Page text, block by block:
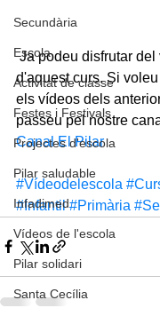
Secundària
Escola
Activitat de classe
Festes i Festivals
Projectes d'escola
Pilar saludable
Infadimed
Vídeos de l'escola
Pilar solidari
Santa Cecília
Ja podeu disfrutar del vídeo de l'escola
d'aquest curs. Si
els vídeos dels
passeu pel nostre
Canal El Pilar
#Vídeodelescola
#Infantil #Primària